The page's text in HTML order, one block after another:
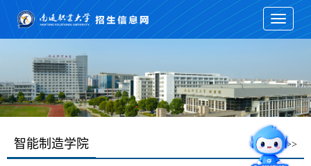
Toggle
智能制造学院 更多 >>